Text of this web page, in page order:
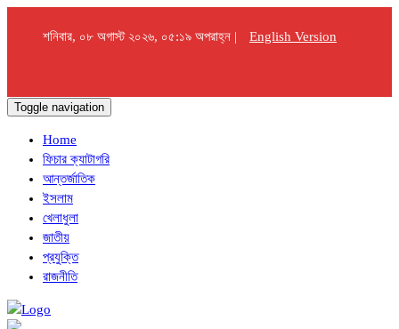
শনিবার, ০৮ অগাস্ট ২০২৬, ০৫:১৯ অপরাহ্ন | English Version
Toggle navigation
Home
ফিচার ক্যাটাগরি
আন্তর্জাতিক
ইসলাম
খেলাধুলা
জাতীয়
প্রযুক্তি
রাজনীতি